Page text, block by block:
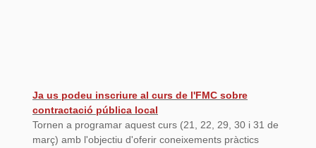
Ja us podeu inscriure al curs de l'FMC sobre
contractació pública local
Tornen a programar aquest curs (21, 22, 29, 30 i 31 de
març) amb l'objectiu d'oferir coneixements pràctics